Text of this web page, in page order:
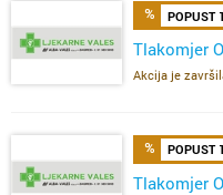
POPUST
Tlakomjer
Akcija je
POPUST
Tlakomjer